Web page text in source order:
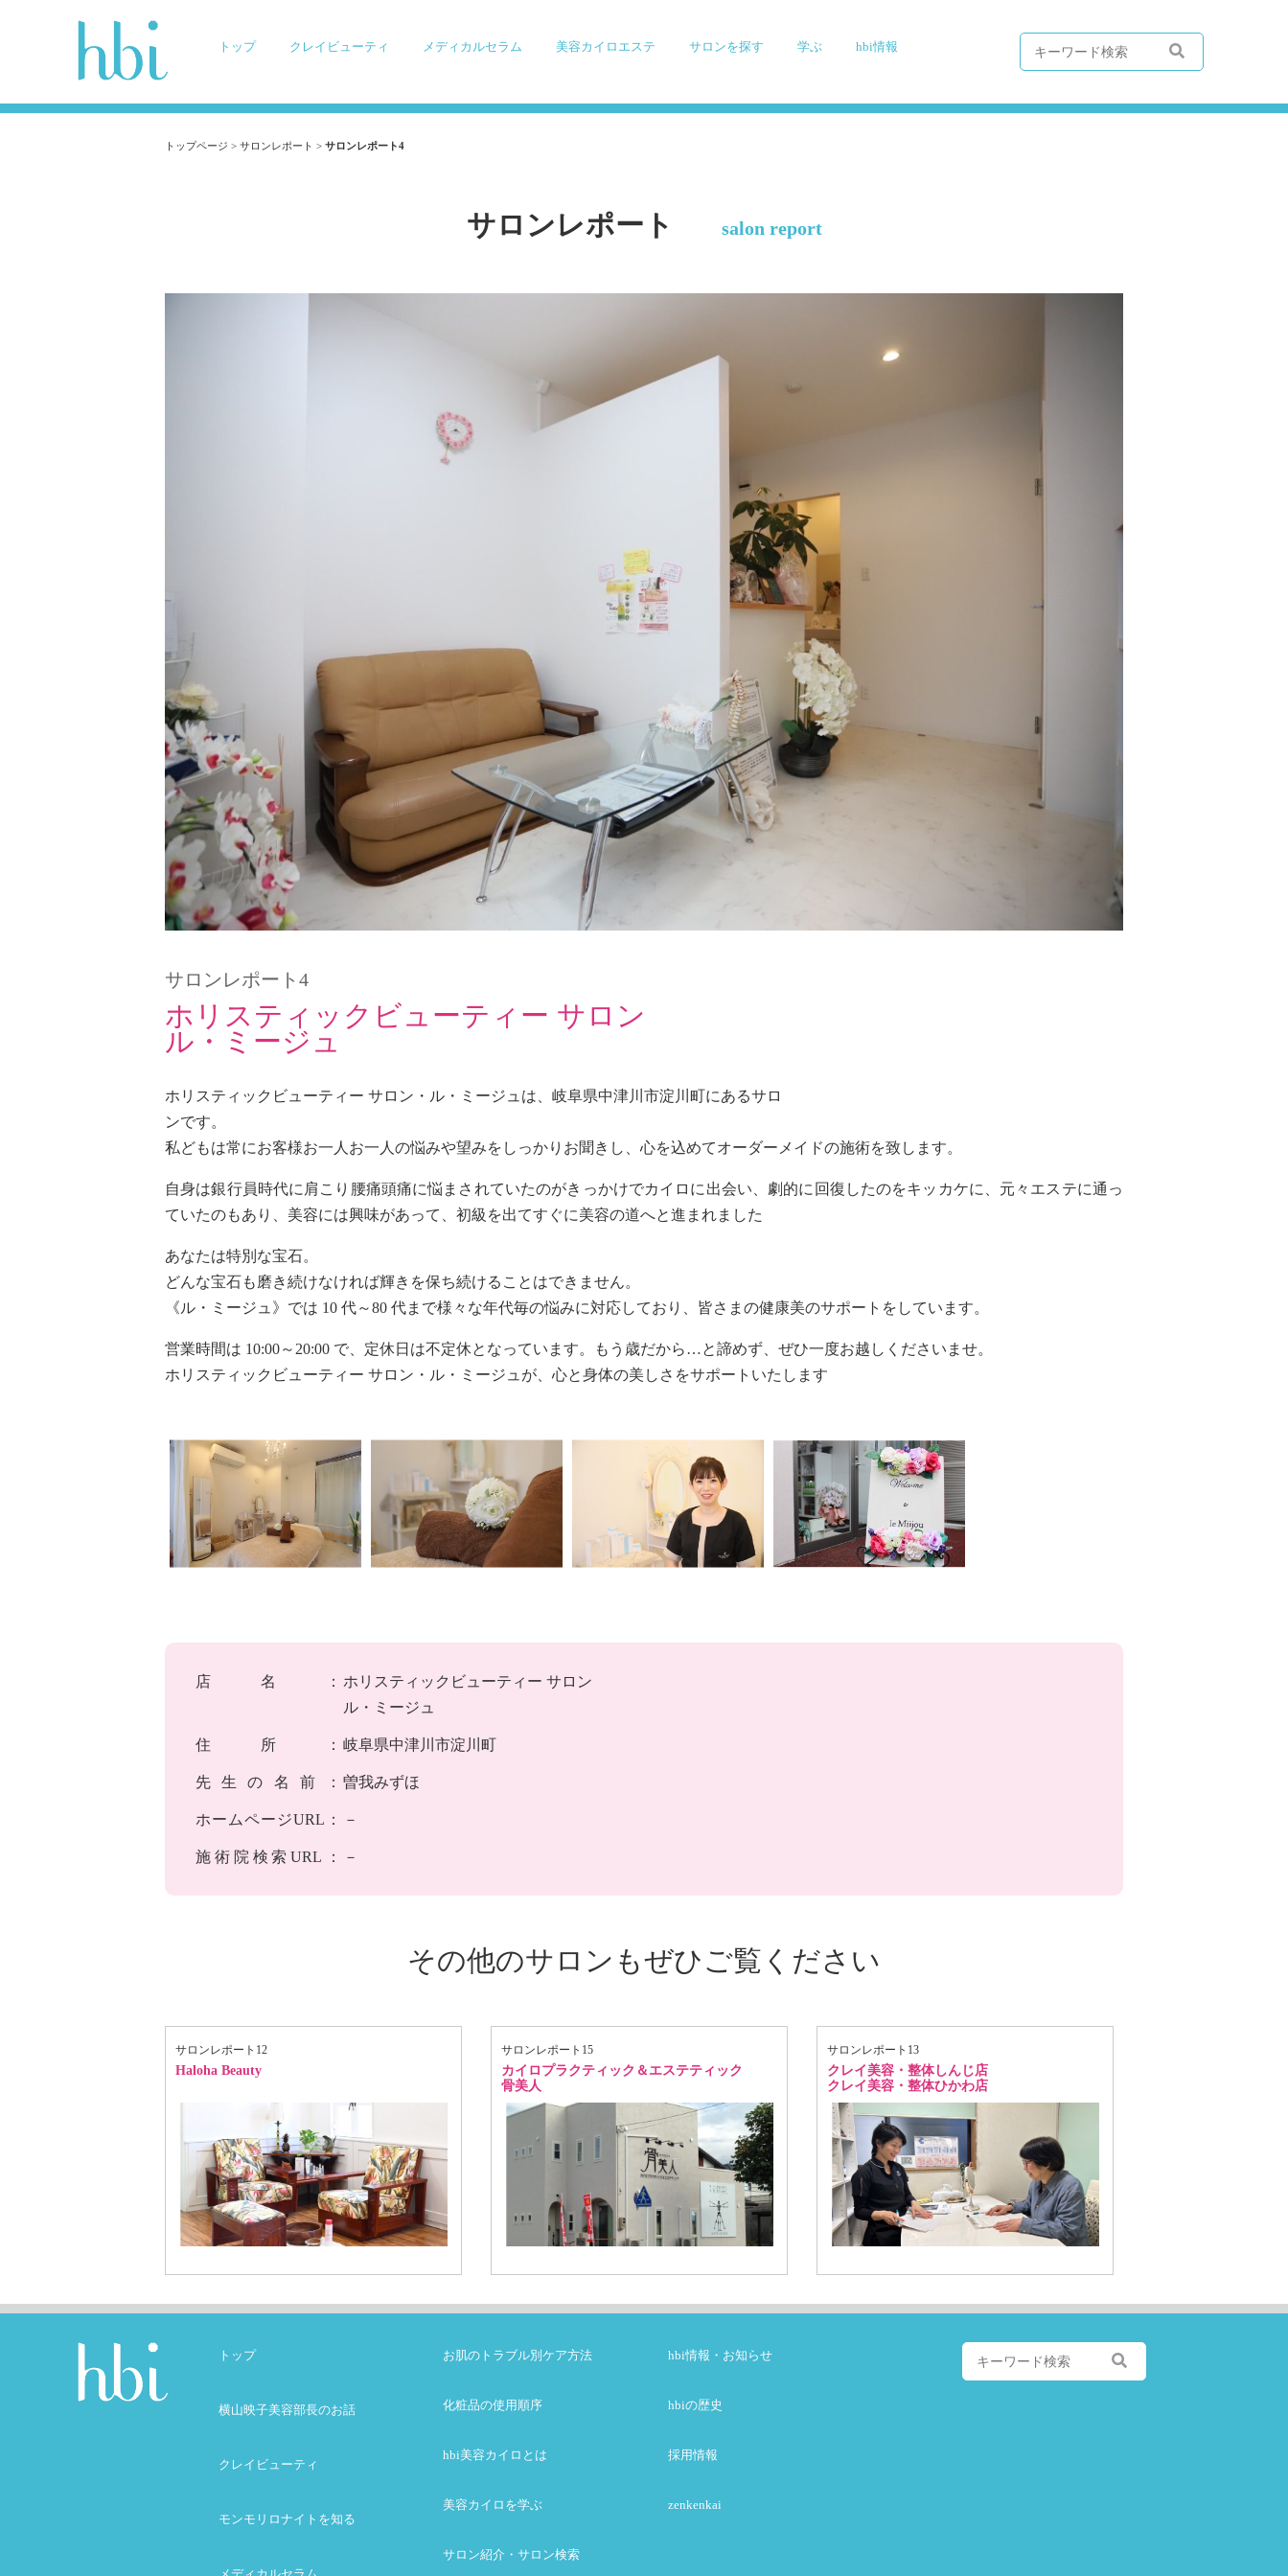
トップ クレイビューティ メディカルセラム 美容カイロエステ サロンを探す 学ぶ hbi情報
トップページ > サロンレポート > サロンレポート4
サロンレポート salon report
サロンレポート4
ホリスティックビューティー サロン
ル・ミージュ
ホリスティックビューティー サロン・ル・ミージュは、岐阜県中津川市淀川町にあるサロ
ンです。
私どもは常にお客様お一人お一人の悩みや望みをしっかりお聞きし、心を込めてオーダーメイドの施術を致します。
自身は銀行員時代に肩こり腰痛頭痛に悩まされていたのがきっかけでカイロに出会い、劇的に回復したのをキッカケに、元々エステに通っ
ていたのもあり、美容には興味があって、初級を出てすぐに美容の道へと進まれました
あなたは特別な宝石。
どんな宝石も磨き続けなければ輝きを保ち続けることはできません。
《ル・ミージュ》では 10 代～80 代まで様々な年代毎の悩みに対応しており、皆さまの健康美のサポートをしています。
営業時間は 10:00～20:00 で、定休日は不定休となっています。もう歳だから…と諦めず、ぜひ一度お越しくださいませ。
ホリスティックビューティー サロン・ル・ミージュが、心と身体の美しさをサポートいたします
店名： ホリスティックビューティー サロン
ル・ミージュ
住所： 岐阜県中津川市淀川町
先生の名前： 曽我みずほ
ホームページURL： －
施術院検索URL： －
その他のサロンもぜひご覧ください
サロンレポート12
Haloha Beauty
サロンレポート15
カイロプラクティック＆エステティック
骨美人
サロンレポート13
クレイ美容・整体しんじ店
クレイ美容・整体ひかわ店
トップ
横山映子美容部長のお話
クレイビューティ
モンモリロナイトを知る
お肌のトラブル別ケア方法
化粧品の使用順序
hbi美容カイロとは
美容カイロを学ぶ
サロン紹介・サロン検索
hbi情報・お知らせ
hbiの歴史
採用情報
zenkenkai